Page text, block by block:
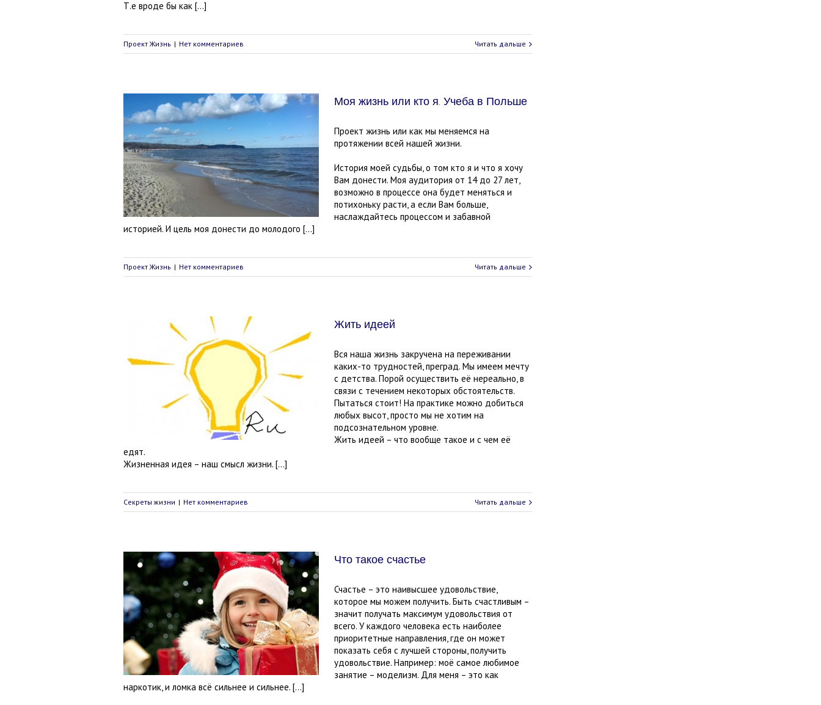
Т.е вроде бы как […]
Проект Жизнь | Нет комментариев Читать дальше
Моя жизнь или кто я. Учеба в Польше
Проект жизнь или как мы меняемся на
протяжении всей нашей жизни.
История моей судьбы, о том кто я и что я хочу
Вам донести. Моя аудитория от 14 до 27 лет,
возможно в процессе она будет меняться и
потихоньку расти, а если Вам больше,
наслаждайтесь процессом и забавной
историей. И цель моя донести до молодого […]
Проект Жизнь | Нет комментариев Читать дальше
Жить идеей
Вся наша жизнь закручена на переживании
каких-то трудностей, преград. Мы имеем мечту
с детства. Порой осуществить её нереально, в
связи с течением некоторых обстоятельств.
Пытаться стоит! На практике можно добиться
любых высот, просто мы не хотим на
подсознательном уровне.
Жить идеей – что вообще такое и с чем её
едят.
Жизненная идея – наш смысл жизни. […]
Секреты жизни | Нет комментариев Читать дальше
Что такое счастье
Счастье – это наивысшее удовольствие,
которое мы можем получить. Быть счастливым –
значит получать максимум удовольствия от
всего. У каждого человека есть наиболее
приоритетные направления, где он может
показать себя с лучшей стороны, получить
удовольствие. Например: моё самое любимое
занятие – моделизм. Для меня – это как
наркотик, и ломка всё сильнее и сильнее. […]